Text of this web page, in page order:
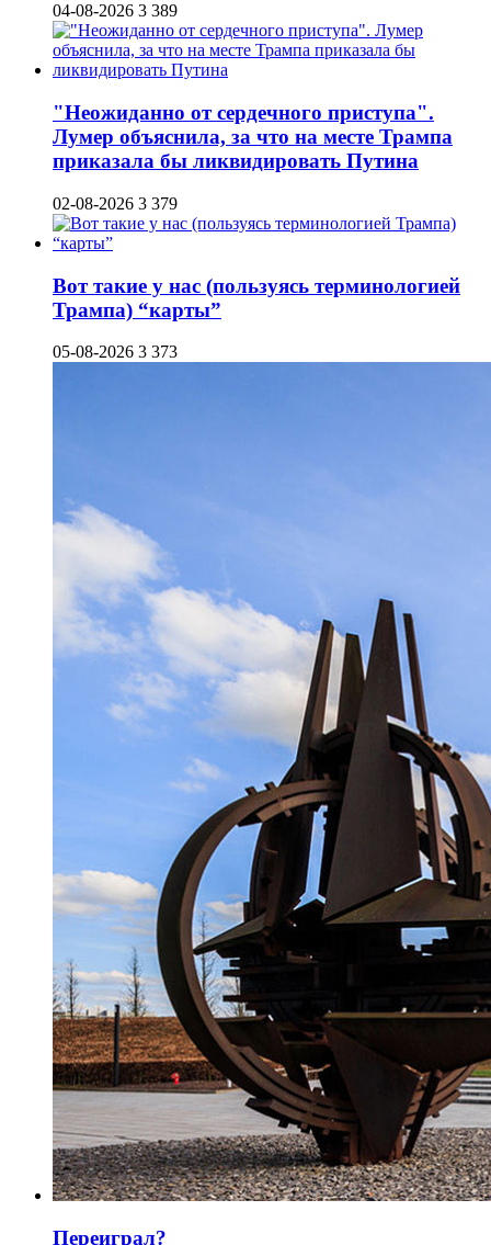
04-08-2026 3 389
"Неожиданно от сердечного приступа".
Лумер объяснила, за что на месте Трампа
приказала бы ликвидировать Путина
02-08-2026 3 379
Вот такие у нас (пользуясь терминологией
Трампа) “карты”
05-08-2026 3 373
Переиграл?